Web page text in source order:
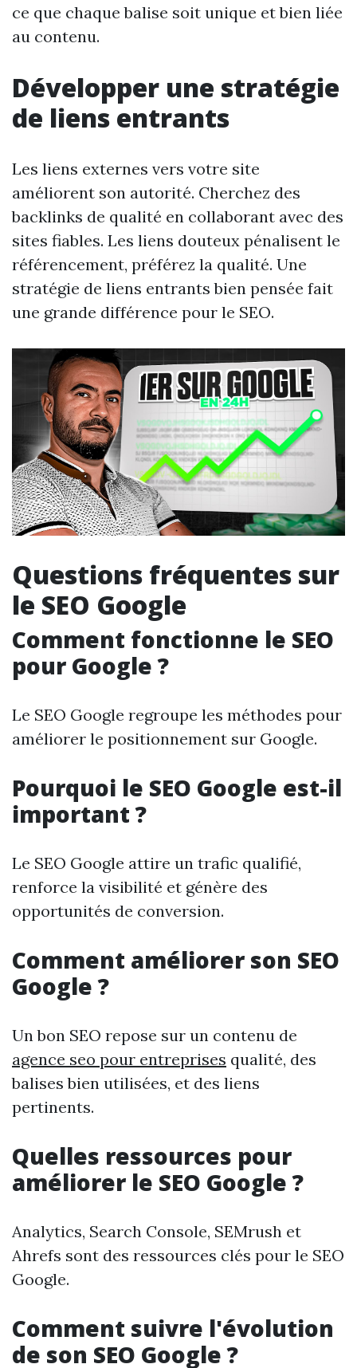
ce que chaque balise soit unique et bien liée
au contenu.
Développer une stratégie
de liens entrants
Les liens externes vers votre site
améliorent son autorité. Cherchez des
backlinks de qualité en collaborant avec des
sites fiables. Les liens douteux pénalisent le
référencement, préférez la qualité. Une
stratégie de liens entrants bien pensée fait
une grande différence pour le SEO.
Questions fréquentes sur
le SEO Google
Comment fonctionne le SEO
pour Google ?
Le SEO Google regroupe les méthodes pour
améliorer le positionnement sur Google.
Pourquoi le SEO Google est-il
important ?
Le SEO Google attire un trafic qualifié,
renforce la visibilité et génère des
opportunités de conversion.
Comment améliorer son SEO
Google ?
Un bon SEO repose sur un contenu de
agence seo pour entreprises qualité, des
balises bien utilisées, et des liens
pertinents.
Quelles ressources pour
améliorer le SEO Google ?
Analytics, Search Console, SEMrush et
Ahrefs sont des ressources clés pour le SEO
Google.
Comment suivre l'évolution
de son SEO Google ?